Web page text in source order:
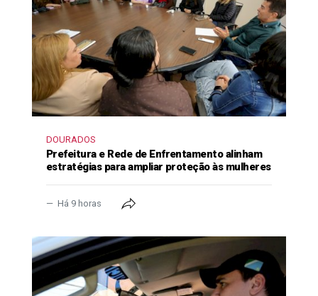
DOURADOS
Prefeitura e Rede de Enfrentamento alinham
estratégias para ampliar proteção às mulheres
Há 9 horas